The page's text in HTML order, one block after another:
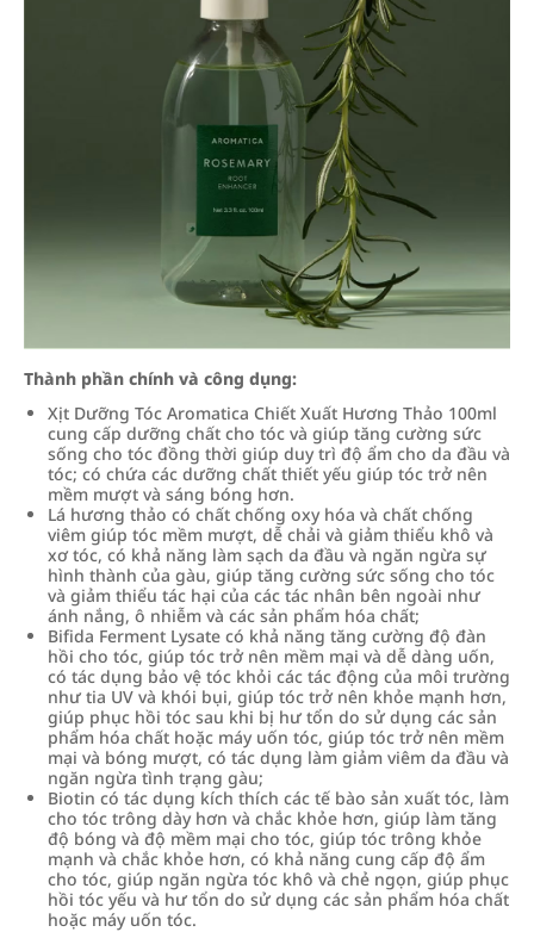
Thành phần chính và công dụng:
Xịt Dưỡng Tóc Aromatica Chiết Xuất Hương Thảo 100ml
cung cấp dưỡng chất cho tóc và giúp tăng cường sức
sống cho tóc đồng thời giúp duy trì độ ẩm cho da đầu và
tóc; có chứa các dưỡng chất thiết yếu giúp tóc trở nên
mềm mượt và sáng bóng hơn.
Lá hương thảo có chất chống oxy hóa và chất chống
viêm giúp tóc mềm mượt, dễ chải và giảm thiểu khô và
xơ tóc, có khả năng làm sạch da đầu và ngăn ngừa sự
hình thành của gàu, giúp tăng cường sức sống cho tóc
và giảm thiểu tác hại của các tác nhân bên ngoài như
ánh nắng, ô nhiễm và các sản phẩm hóa chất;
Bifida Ferment Lysate có khả năng tăng cường độ đàn
hồi cho tóc, giúp tóc trở nên mềm mại và dễ dàng uốn,
có tác dụng bảo vệ tóc khỏi các tác động của môi trường
như tia UV và khói bụi, giúp tóc trở nên khỏe mạnh hơn,
giúp phục hồi tóc sau khi bị hư tổn do sử dụng các sản
phẩm hóa chất hoặc máy uốn tóc, giúp tóc trở nên mềm
mại và bóng mượt, có tác dụng làm giảm viêm da đầu và
ngăn ngừa tình trạng gàu;
Biotin có tác dụng kích thích các tế bào sản xuất tóc, làm
cho tóc trông dày hơn và chắc khỏe hơn, giúp làm tăng
độ bóng và độ mềm mại cho tóc, giúp tóc trông khỏe
mạnh và chắc khỏe hơn, có khả năng cung cấp độ ẩm
cho tóc, giúp ngăn ngừa tóc khô và chẻ ngọn, giúp phục
hồi tóc yếu và hư tổn do sử dụng các sản phẩm hóa chất
hoặc máy uốn tóc.